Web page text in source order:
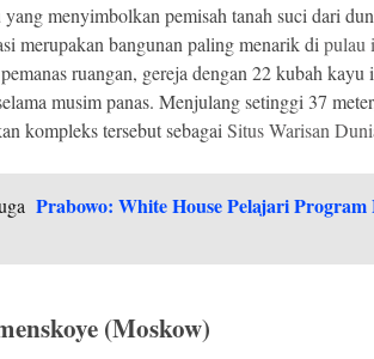
yang menyimbolkan pemisah tanah suci dari
merupakan bangunan paling menarik di pulau
ruangan, gereja dengan 22 kubah kayu
musim panas. Menjulang setinggi 37
kompleks tersebut sebagai Situs Warisan
Prabowo: White House Pelajari
(Moskow)